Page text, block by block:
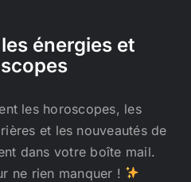
énergies et
les horoscopes, les
et les nouveautés de
dans votre boîte mail.
ne rien manquer !